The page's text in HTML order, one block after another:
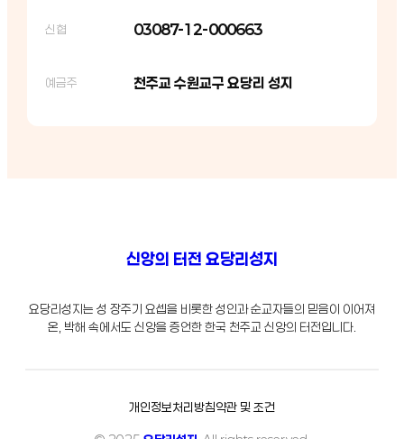
신협 03087-12-000663
예금주 천주교 수원교구 요당리 성지
신앙의 터전 요당리성지
요당리성지는 성 장주기 요셉을 비롯한 성인과 순교자들의 믿음이 이어져
온, 박해 속에서도 신앙을 증언한 한국 천주교 신앙의 터전입니다.
개인정보처리방침약관 및 조건